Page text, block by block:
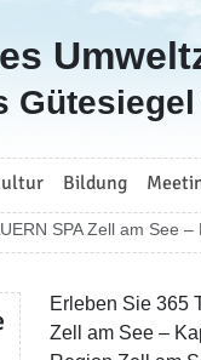
Bildung
SPA Zell am See –
Erleben Sie 365
Zell am See –